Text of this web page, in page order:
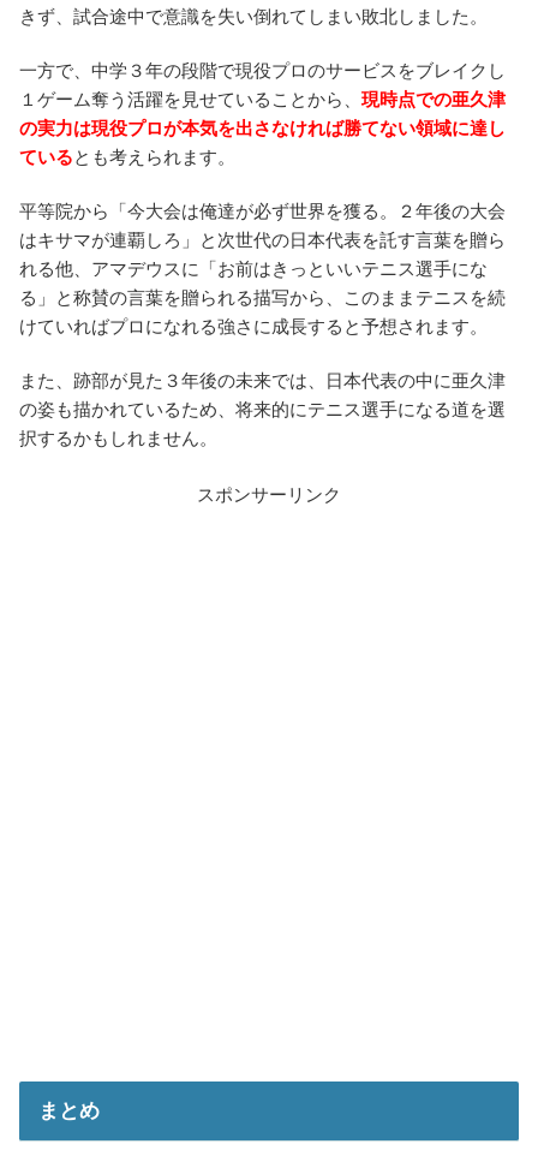
きず、試合途中で意識を失い倒れてしまい敗北しました。
一方で、中学３年の段階で現役プロのサービスをブレイクし
１ゲーム奪う活躍を見せていることから、 現時点での亜久津
の実力は現役プロが本気を出さなければ勝てない領域に達し
ているとも考えられます。
平等院から「今大会は俺達が必ず世界を獲る。２年後の大会
はキサマが連覇しろ」と次世代の日本代表を託す言葉を贈ら
れる他、アマデウスに「お前はきっといいテニス選手にな
る」と称賛の言葉を贈られる描写から、このままテニスを続
けていればプロになれる強さに成長すると予想されます。
また、跡部が見た３年後の未来では、日本代表の中に亜久津
の姿も描かれているため、将来的にテニス選手になる道を選
択するかもしれません。
スポンサーリンク
まとめ